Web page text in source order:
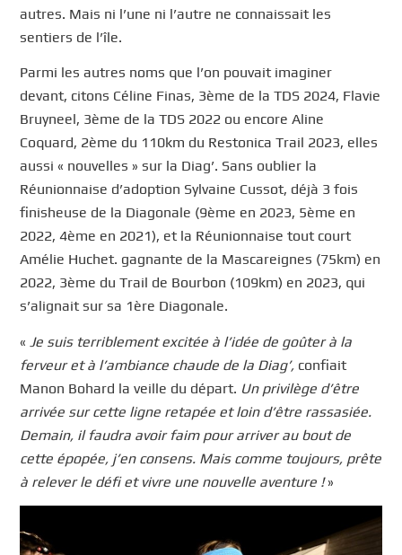
autres. Mais ni l’une ni l’autre ne connaissait les
sentiers de l’île.
Parmi les autres noms que l’on pouvait imaginer
devant, citons Céline Finas, 3ème de la TDS 2024, Flavie
Bruyneel, 3ème de la TDS 2022 ou encore Aline
Coquard, 2ème du 110km du Restonica Trail 2023, elles
aussi « nouvelles » sur la Diag’. Sans oublier la
Réunionnaise d’adoption Sylvaine Cussot, déjà 3 fois
finisheuse de la Diagonale (9ème en 2023, 5ème en
2022, 4ème en 2021), et la Réunionnaise tout court
Amélie Huchet. gagnante de la Mascareignes (75km) en
2022, 3ème du Trail de Bourbon (109km) en 2023, qui
s’alignait sur sa 1ère Diagonale.
«Je suis terriblement excitée à l’idée de goûter à la
ferveur et à l’ambiance chaude de la Diag’, confiait
Manon Bohard la veille du départ. Un privilège d’être
arrivée sur cette ligne retapée et loin d’être rassasiée.
Demain, il faudra avoir faim pour arriver au bout de
cette épopée, j’en consens. Mais comme toujours, prête
à relever le défi et vivre une nouvelle aventure !»